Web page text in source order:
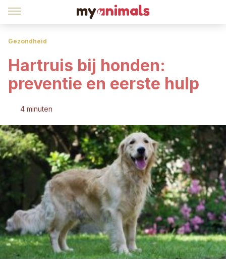
Gezondheid
Hartruis bij honden:
preventie en eerste hulp
4 minuten